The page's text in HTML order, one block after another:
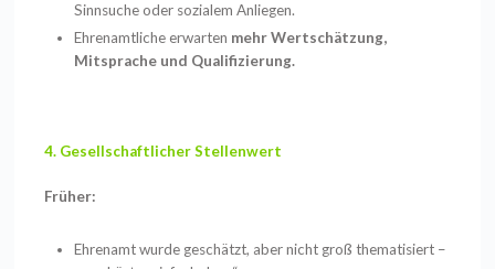
Sinnsuche oder sozialem Anliegen.
Ehrenamtliche erwarten mehr Wertschätzung,
Mitsprache und Qualifizierung.
4. Gesellschaftlicher Stellenwert
Früher:
Ehrenamt wurde geschätzt, aber nicht groß thematisiert –